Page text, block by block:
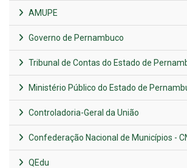
AMUPE
Governo de Pernambuco
Tribunal de Contas do Estado de
Ministério Público do Estado de
Controladoria-Geral da União
Confederação Nacional de Municípios -
QEdu